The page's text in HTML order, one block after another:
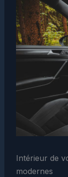
Intérieur de
modernes